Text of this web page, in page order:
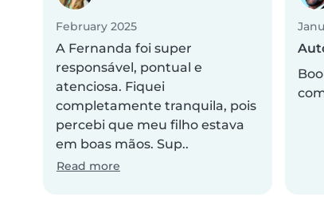
February 2025
A Fernanda foi super
responsável, pontual e
atenciosa. Fiquei
completamente tranquila, pois
percebi que meu filho estava
em boas mãos. Sup..
Read more